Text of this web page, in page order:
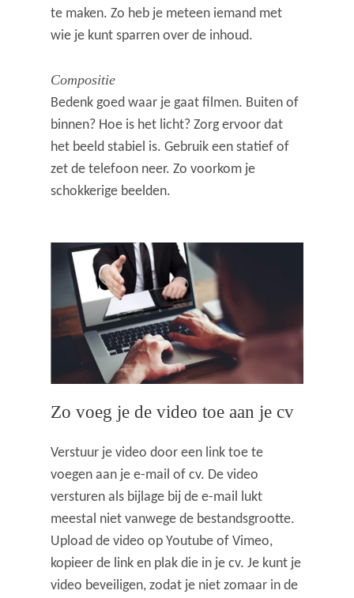
te maken. Zo heb je meteen iemand met
wie je kunt sparren over de inhoud.
Compositie
Bedenk goed waar je gaat filmen. Buiten of
binnen? Hoe is het licht? Zorg ervoor dat
het beeld stabiel is. Gebruik een statief of
zet de telefoon neer. Zo voorkom je
schokkerige beelden.
Zo voeg je de video toe aan je cv
Verstuur je video door een link toe te
voegen aan je e-mail of cv. De video
versturen als bijlage bij de e-mail lukt
meestal niet vanwege de bestandsgrootte.
Upload de video op Youtube of Vimeo,
kopieer de link en plak die in je cv. Je kunt je
video beveiligen, zodat je niet zomaar in de